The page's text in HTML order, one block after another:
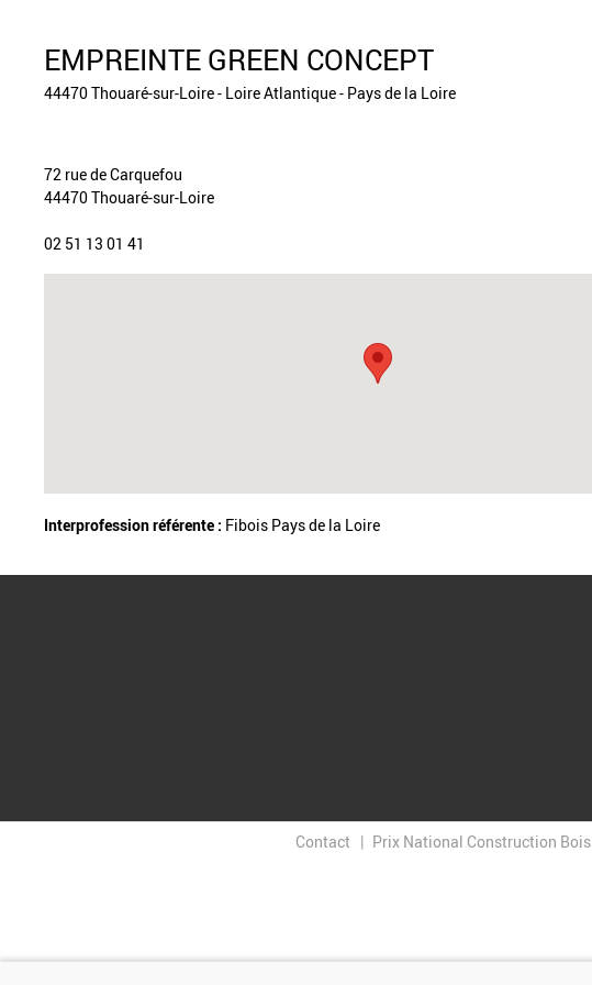
EMPREINTE GREEN CONCEPT
44470 Thouaré-sur-Loire - Loire Atlantique - Pays de la Loire
72 rue de Carquefou
44470 Thouaré-sur-Loire
02 51 13 01 41
Interprofession référente : Fibois Pays de la Loire
Contact Prix National Construction Bois